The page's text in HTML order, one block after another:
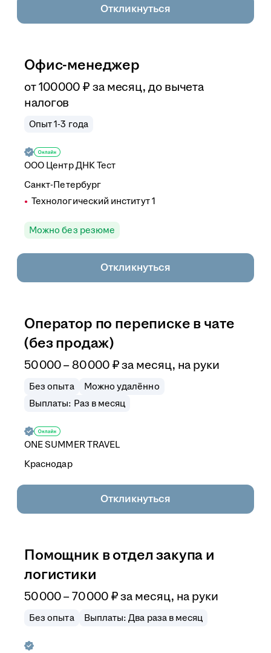
Откликнуться
Офис-менеджер
от100 000 ₽ за месяц, до вычета
налогов
Опыт 1-3 года
ООО Центр ДНК Тест
Санкт-Петербург
Технологический институт 1
Можно без резюме
Откликнуться
Оператор по переписке в чате
(без продаж)
50 000–80 000 ₽ за месяц, на руки
Без опыта
Можно удалённо
Выплаты: Раз в месяц
ONE SUMMER TRAVEL
Краснодар
Откликнуться
Помощник в отдел закупа и
логистики
50 000–70 000 ₽ за месяц, на руки
Без опыта Выплаты: Два раза в месяц